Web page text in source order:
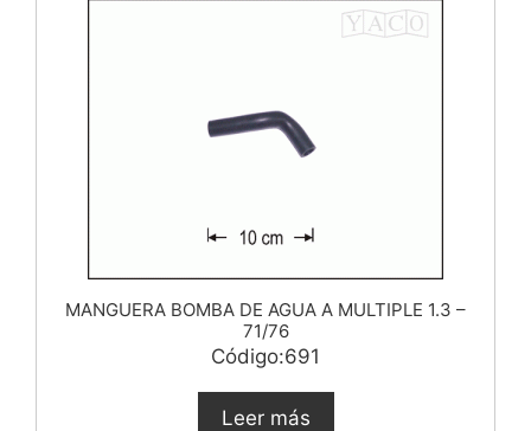
MANGUERA BOMBA DE AGUA A MULTIPLE 1.3 –
71/76
Código:691
Leer más